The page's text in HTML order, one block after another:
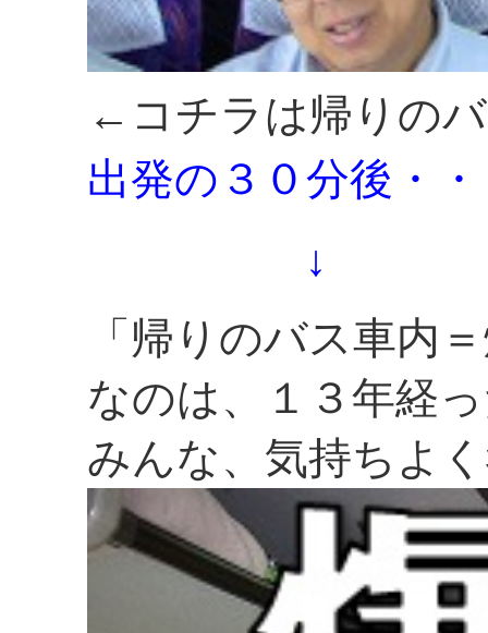
←コチラは帰りの
出発の３０分後・
↓
「帰りのバス車内
なのは、１３年経
みんな、気持ちよ